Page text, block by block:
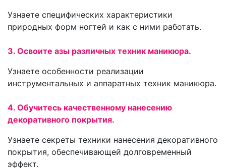
Узнаете специфических характеристики
природных форм ногтей и как с ними работать.
3. Освоите азы различных техник маникюра.
Узнаете особенности реализации
инструментальных и аппаратных техник маникюра.
4. Обучитесь качественному нанесению
декоративного покрытия.
Узнаете секреты техники нанесения декоративного
покрытия, обеспечивающей долговременный
эффект.